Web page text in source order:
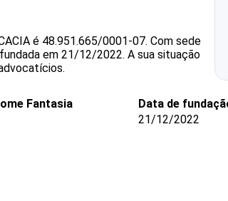
é 48.951.665/0001-07. Com sede
em 21/12/2022. A sua situação
Fantasia
Data de
21/12/2022